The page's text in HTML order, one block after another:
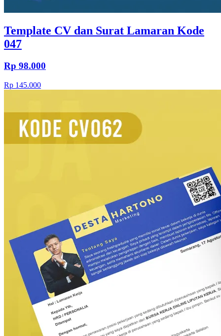
Template CV dan Surat Lamaran Kode
047
Rp 98.000
Rp 145.000